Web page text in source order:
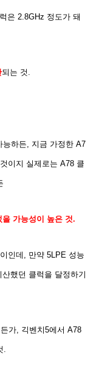
은 2.8GHz 정도가 돼
되는 것.
능하든, 지금 가정한 A7
이지 실제로는 A78 클
가능성이 높은 것.
인데, 만약 5LPE 성능
했던 클럭을 달정하기
가, 긱벤치5에서 A78
.